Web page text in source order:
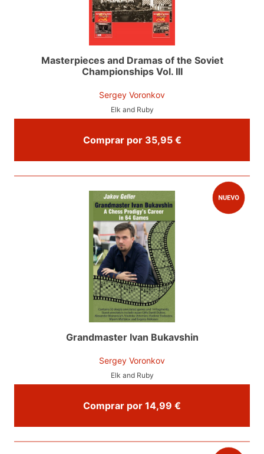
Masterpieces and Dramas of the Soviet
Championships Vol. III
Sergey Voronkov
Elk and Ruby
Comprar por 35,95 €
Grandmaster Ivan Bukavshin
Sergey Voronkov
Elk and Ruby
Comprar por 14,99 €